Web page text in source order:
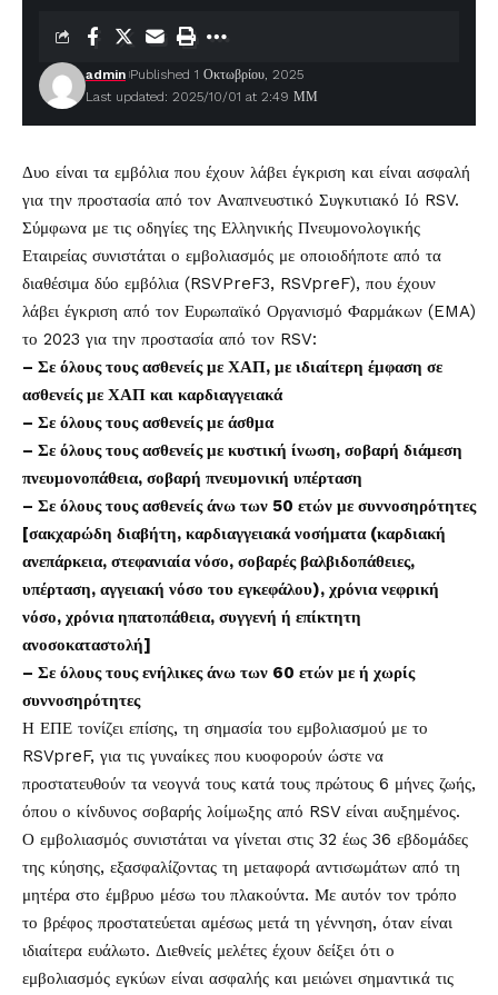
Last updated: 2025/10/01 at 2:49 ΜΜ
admin Published 1 Οκτωβρίου, 2025
Δυο είναι τα εμβόλια που έχουν λάβει έγκριση και είναι ασφαλή
για την προστασία από τον Αναπνευστικό Συγκυτιακό Ιό RSV.
Σύμφωνα με τις οδηγίες της Ελληνικής Πνευμονολογικής
Εταιρείας συνιστάται ο εμβολιασμός με οποιοδήποτε από τα
διαθέσιμα δύο εμβόλια (RSVPreF3, RSVpreF), που έχουν
λάβει έγκριση από τον Ευρωπαϊκό Οργανισμό Φαρμάκων (EMA)
το 2023 για την προστασία από τον RSV:
– Σε όλους τους ασθενείς με ΧΑΠ, με ιδιαίτερη έμφαση σε
ασθενείς με ΧΑΠ και καρδιαγγειακά
– Σε όλους τους ασθενείς με άσθμα
– Σε όλους τους ασθενείς με κυστική ίνωση, σοβαρή διάμεση
πνευμονοπάθεια, σοβαρή πνευμονική υπέρταση
– Σε όλους τους ασθενείς άνω των 50 ετών με συννοσηρότητες
[σακχαρώδη διαβήτη, καρδιαγγειακά νοσήματα (καρδιακή
ανεπάρκεια, στεφανιαία νόσο, σοβαρές βαλβιδοπάθειες,
υπέρταση, αγγειακή νόσο του εγκεφάλου), χρόνια νεφρική
νόσο, χρόνια ηπατοπάθεια, συγγενή ή επίκτητη
ανοσοκαταστολή]
– Σε όλους τους ενήλικες άνω των 60 ετών με ή χωρίς
συννοσηρότητες
Η ΕΠΕ τονίζει επίσης, τη σημασία του εμβολιασμού με το
RSVpreF, για τις γυναίκες που κυοφορούν ώστε να
προστατευθούν τα νεογνά τους κατά τους πρώτους 6 μήνες ζωής,
όπου ο κίνδυνος σοβαρής λοίμωξης από RSV είναι αυξημένος.
Ο εμβολιασμός συνιστάται να γίνεται στις 32 έως 36 εβδομάδες
της κύησης, εξασφαλίζοντας τη μεταφορά αντισωμάτων από τη
μητέρα στο έμβρυο μέσω του πλακούντα. Με αυτόν τον τρόπο
το βρέφος προστατεύεται αμέσως μετά τη γέννηση, όταν είναι
ιδιαίτερα ευάλωτο. Διεθνείς μελέτες έχουν δείξει ότι ο
εμβολιασμός εγκύων είναι ασφαλής και μειώνει σημαντικά τις